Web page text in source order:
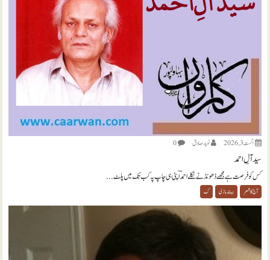
اگست 3, 2026 نويد صادق 0
سید آلِ احمد
کس کو فرصت ہے مجھے ڈھونڈنے نکلے احمدؔ اپنی ہی چاپ پہ کب تک میں پلٹ...
آج کا شعر بیت بازی ک